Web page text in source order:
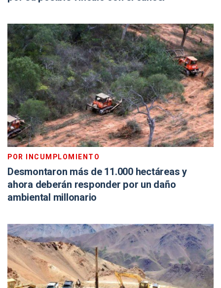
POR INCUMPLOMIENTO
Desmontaron más de 11.000 hectáreas y
ahora deberán responder por un daño
ambiental millonario